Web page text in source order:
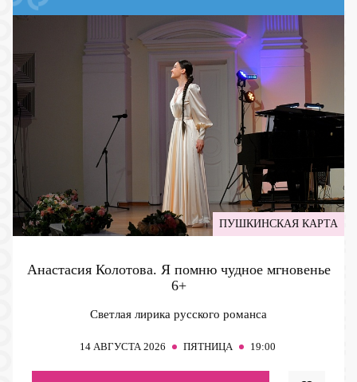
ПУШКИНСКАЯ КАРТА
Анастасия Колотова. Я помню чудное мгновенье
6+
Светлая лирика русского романса
14 АВГУСТА 2026 ПЯТНИЦА 19:00